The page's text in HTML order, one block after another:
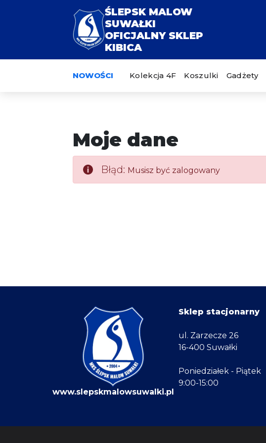
Moje dane - Sklep Ślepsk
ŚLEPSK MALOW
SUWAŁKI
OFICJALNY SKLEP
KIBICA
NOWOŚCI Kolekcja 4F Koszulki Gadżety
Moje dane
Błąd: Musisz być zalogowany
www.slepskmalowsuwalki.pl
Sklep stacjonarny
ul. Zarzecze 26
16-400 Suwałki
Poniedziałek - Piątek
9:00-15:00